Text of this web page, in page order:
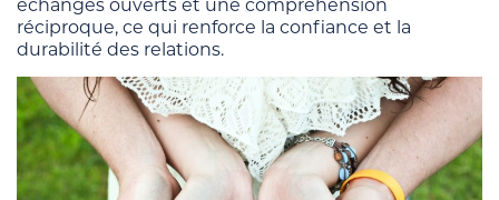
échanges ouverts et une compréhension
réciproque, ce qui renforce la confiance et la
durabilité des relations.